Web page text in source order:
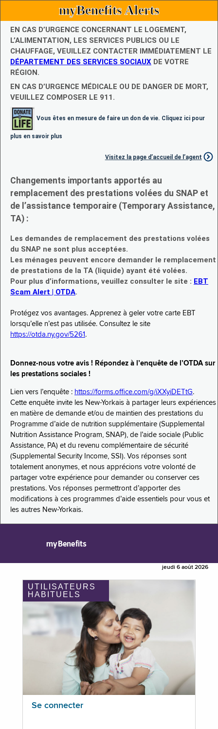
myBenefits Alerts
EN CAS D’URGENCE CONCERNANT LE LOGEMENT,
L’ALIMENTATION, LES SERVICES PUBLICS OU LE
CHAUFFAGE, VEUILLEZ CONTACTER IMMÉDIATEMENT LE
DÉPARTEMENT DES SERVICES SOCIAUX DE VOTRE
RÉGION.
EN CAS D’URGENCE MÉDICALE OU DE DANGER DE MORT,
VEUILLEZ COMPOSER LE 911.
Vous êtes en mesure de faire un don de vie. Cliquez ici pour
plus en savoir plus
Visitez la page d’accueil de l’agent
Changements importants apportés au
remplacement des prestations volées du SNAP et
de l’assistance temporaire (Temporary Assistance,
TA) :
Les demandes de remplacement des prestations volées
du SNAP ne sont plus acceptées.
Les ménages peuvent encore demander le remplacement
de prestations de la TA (liquide) ayant été volées.
Pour plus d’informations, veuillez consulter le site : EBT
Scam Alert | OTDA.
Protégez vos avantages. Apprenez à geler votre carte EBT
lorsqu’elle n’est pas utilisée. Consultez le site
https://otda.ny.gov/5261 .
Donnez-nous votre avis ! Répondez à l’enquête de l’OTDA sur
les prestations sociales !
Lien vers l’enquête : https://forms.office.com/g/iXXyiDETtG.
Cette enquête invite les New-Yorkais à partager leurs expériences
en matière de demande et/ou de maintien des prestations du
Programme d’aide de nutrition supplémentaire (Supplemental
Nutrition Assistance Program, SNAP), de l’aide sociale (Public
Assistance, PA) et du revenu complémentaire de sécurité
(Supplemental Security Income, SSI). Vos réponses sont
totalement anonymes, et nous apprécions votre volonté de
partager votre expérience pour demander ou conserver ces
prestations. Vos réponses permettront d’apporter des
modifications à ces programmes d’aide essentiels pour vous et
les autres New-Yorkais.
myBenefits
jeudi 6 août 2026
UTILISATEURS
HABITUELS
Se connecter